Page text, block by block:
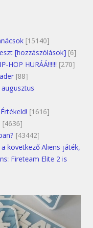
[15140]
[hozzászólások] [6]
HOP HURÁÁ!!!!!! [270]
[88]
[1616]
[4636]
[43442]
következő Aliens-játék,
Fireteam Elite 2 is